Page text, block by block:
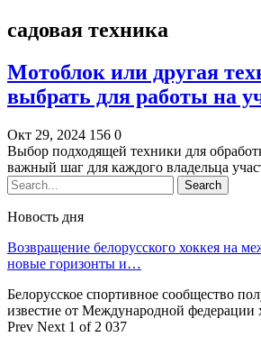
садовая техника
Мотоблок или другая
выбрать для работы на
Окт 29, 2024 156 0
Выбор подходящей техники для
важный шаг для каждого владельца
Новость дня
Возвращение белорусского хоккея на
новые горизонты и…
Белорусское спортивное сообщество
известие от Международной
Prev Next 1 of 2 037